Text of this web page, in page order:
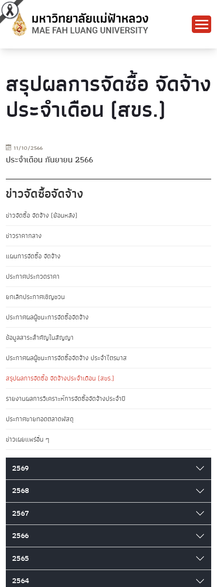
สรุปผลการจัดซื้อ จัดจ้าง
ประจำเดือน (สขร.)
11/10/2566
ประจำเดือน กันยายน 2566
ข่าวจัดซื้อจัดจ้าง
ข่าวจัดซื้อ จัดจ้าง (ย้อนหลัง)
ข่าวราคากลาง
แผนการจัดซื้อ จัดจ้าง
ประกาศประกวดราคา
ยกเลิกประกาศเชิญชวน
ประกาศผลผู้ชนะการจัดซื้อจัดจ้าง
ข้อมูลสาระสำคัญในสัญญา
ประกาศผลผู้ชนะการจัดซื้อจัดจ้าง ประจำไตรมาส
สรุปผลการจัดซื้อ จัดจ้างประจำเดือน (สขร.)
รายงานผลการวิเคราะห์การจัดซื้อจัดจ้างประจำปี
ประกาศขายทอดตลาดพัสดุ
ข่าวเผยแพร่อื่น ๆ
2569
2568
2567
2566
2565
2564